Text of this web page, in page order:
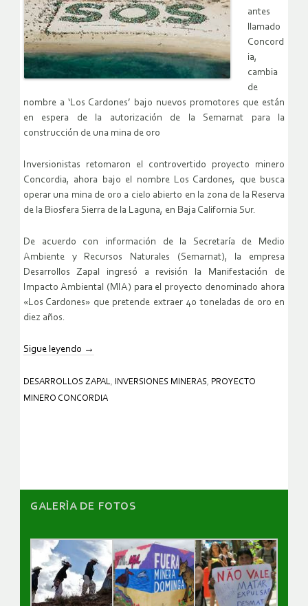
antes
llamado
Concord
ia,
cambia
de
nombre a ‘Los Cardones’ bajo nuevos promotores que están
en espera de la autorización de la Semarnat para la
construcción de una mina de oro
Inversionistas retomaron el controvertido proyecto minero
Concordia, ahora bajo el nombre Los Cardones, que busca
operar una mina de oro a cielo abierto en la zona de la Reserva
de la Biosfera Sierra de la Laguna, en Baja California Sur.
De acuerdo con información de la Secretaría de Medio
Ambiente y Recursos Naturales (Semarnat), la empresa
Desarrollos Zapal ingresó a revisión la Manifestación de
Impacto Ambiental (MIA) para el proyecto denominado ahora
«Los Cardones» que pretende extraer 40 toneladas de oro en
diez años.
Sigue leyendo →
DESARROLLOS ZAPAL, INVERSIONES MINERAS, PROYECTO
MINERO CONCORDIA
GALERÌA DE FOTOS